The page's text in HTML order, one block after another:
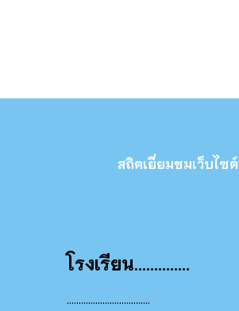
สถิตเยี่ยมชมเว็บไซต์
โรงเรียน..............